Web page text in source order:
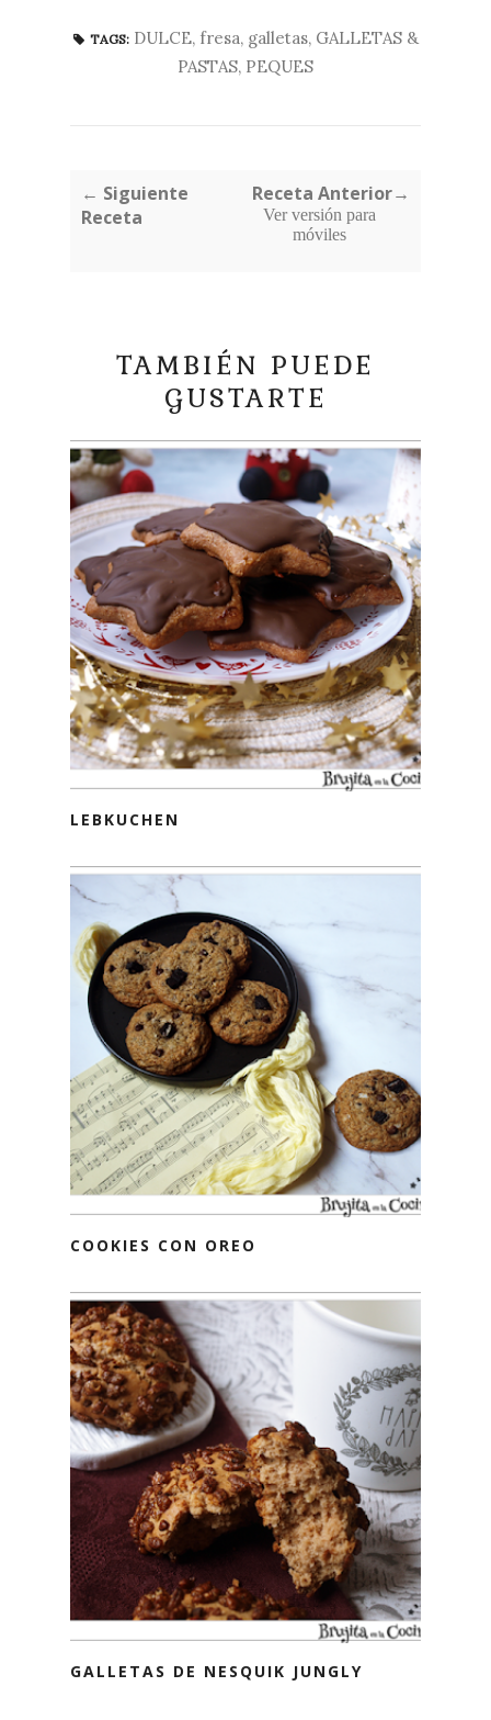
TAGS: DULCE, fresa, galletas, GALLETAS &
PASTAS, PEQUES
← Siguiente
Receta
Receta Anterior→
Ver versión para
móviles
TAMBIÉN PUEDE
GUSTARTE
LEBKUCHEN
COOKIES CON OREO
GALLETAS DE NESQUIK JUNGLY